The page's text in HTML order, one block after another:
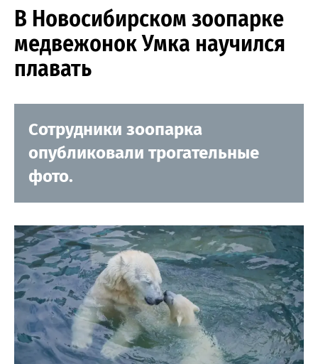
В Новосибирском зоопарке
медвежонок Умка научился
плавать
Сотрудники зоопарка
опубликовали трогательные
фото.